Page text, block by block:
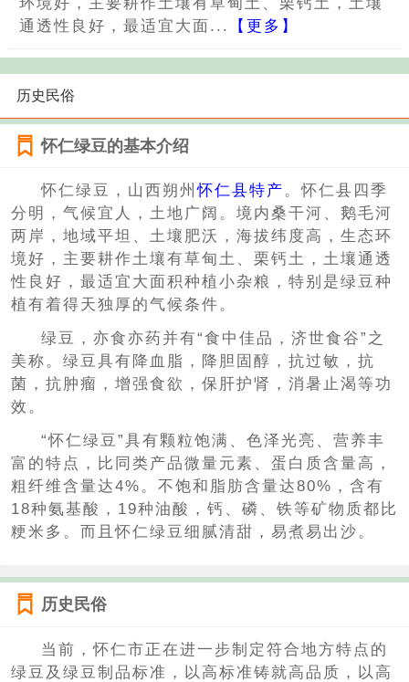
通透性良好，最适宜大面...
【更多】
历史民俗
怀仁绿豆的基本介绍
怀仁绿豆，山西朔州怀仁县特产。怀仁县四季
分明，气候宜人，土地广阔。境内桑干河、鹅毛河
两岸，地域平坦、土壤肥沃，海拔纬度高，生态环
境好，主要耕作土壤有草甸土、栗钙土，土壤通透
性良好，最适宜大面积种植小杂粮，特别是绿豆种
植有着得天独厚的气候条件。
绿豆，亦食亦药并有“食中佳品，济世食谷”之
美称。绿豆具有降血脂，降胆固醇，抗过敏，抗
菌，抗肿瘤，增强食欲，保肝护肾，消暑止渴等功
效。
“怀仁绿豆”具有颗粒饱满、色泽光亮、营养丰
富的特点，比同类产品微量元素、蛋白质含量高，
粗纤维含量达4%。不饱和脂肪含量达80%，含有
18种氨基酸，19种油酸，钙、磷、铁等矿物质都比
粳米多。而且怀仁绿豆细腻清甜，易煮易出沙。
历史民俗
当前，怀仁市正在进一步制定符合地方特点的
绿豆及绿豆制品标准，以高标准铸就高品质，以高